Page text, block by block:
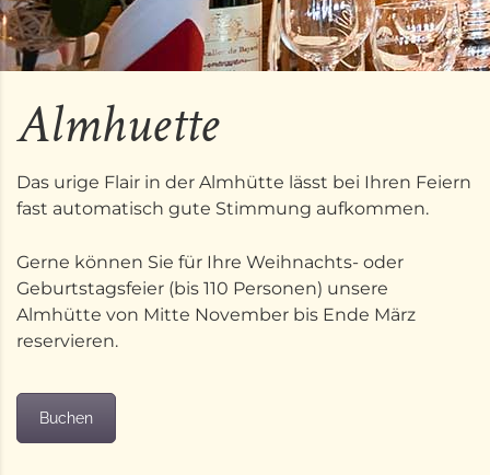
Almhuette
Das urige Flair in der Almhütte lässt bei Ihren Feiern
fast automatisch gute Stimmung aufkommen.
Gerne können Sie für Ihre Weihnachts- oder
Geburtstagsfeier (bis 110 Personen) unsere
Almhütte von Mitte November bis Ende März
reservieren.
Buchen